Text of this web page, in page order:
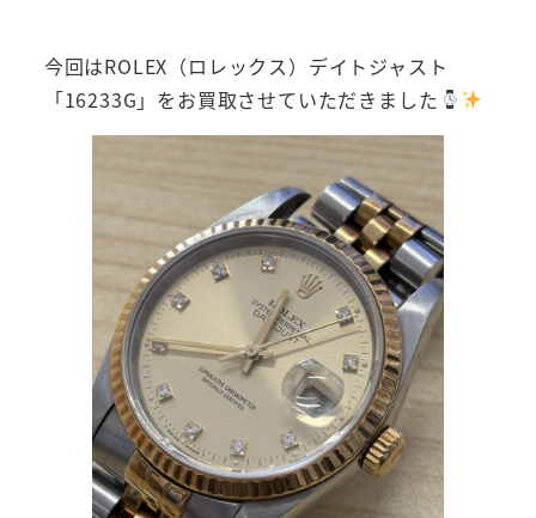
今回はROLEX（ロレックス）デイトジャスト
「16233G」をお買取させていただきました